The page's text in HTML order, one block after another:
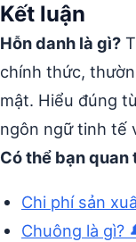
Kết luận
Hỗn danh là gì?
chính thức,
mật. Hiểu đúng
ngôn ngữ tinh tế
Có thể bạn quan
Chi phí sản
Chuông là gì?